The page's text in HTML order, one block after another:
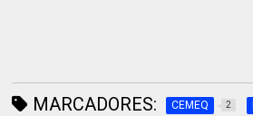
MARCADORES: CEMEQ 2